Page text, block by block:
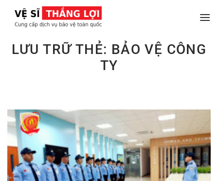
Chuyển
dungLƯU TRỮ THẺ: BẢO VỆ CÔNG
TY